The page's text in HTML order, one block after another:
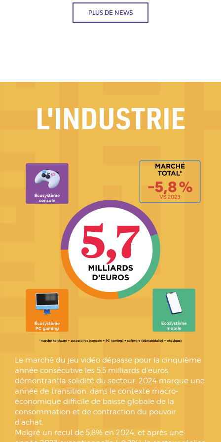
PLUS DE NEWS
L'INDUSTRIE
Le marché du jeu vidéo dépasse pour la cinquième
année consécutive les 5,5 milliards d’euros,
démontrantla solidité du secteur. 2024 marque une
année de transition, dans le contexte macro-
économique difficile de baisse globale de la
consommation et de contraction du pouvoir
d’achat.
Malgré un recul de 5,8% en 2024, et après une